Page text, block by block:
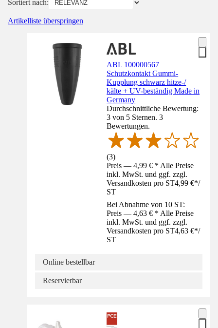
Sortiert nach:
Artikelliste überspringen
ABL 100000567
Schutzkontakt Gummi-
Kupplung schwarz hitze-/
kälte + UV-beständig Made in
Germany
Durchschnittliche Bewertung:
3 von 5 Sternen. 3
Bewertungen.
(3)
Preis — 4,99 € * Alle Preise
inkl. MwSt. und ggf. zzgl.
Versandkosten pro ST4,99 €*/
ST
Bei Abnahme von 10 ST:
Preis — 4,63 € * Alle Preise
inkl. MwSt. und ggf. zzgl.
Versandkosten pro ST4,63 €*/
ST
Online bestellbar
Reservierbar